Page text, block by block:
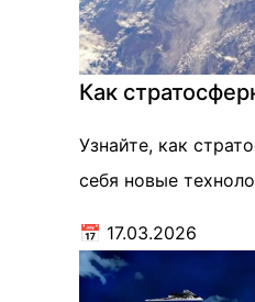
Как
Узнайте, как
себя новые
📅 17.03.2026